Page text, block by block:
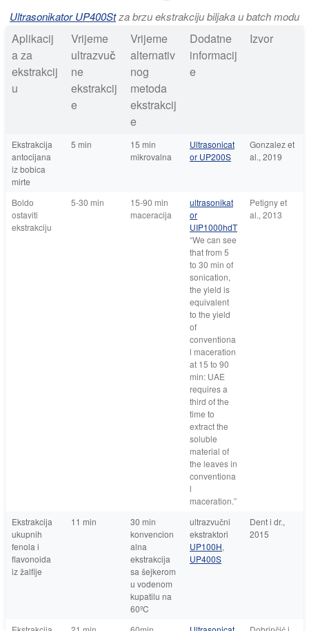
Ultrasonikator UP400Stza brzu ekstrakciju biljaka u batch modu
Aplikacij
a za
ekstrakcij
u
Vrijeme
ultrazvuč
ne
ekstrakcij
e
Vrijeme
alternativ
nog
metoda
ekstrakcij
e
Dodatne
informacij
e
Izvor
Ekstrakcija
antocijana
iz bobica
mirte
5 min
15 min
mikrovalna
Ultrasonicat
or UP200S
Gonzalez et
al., 2019
Boldo
ostaviti
ekstrakciju
5-30 min
15-90 min
maceracija
ultrasonikat
or
UIP1000hdT
“We can see
that from 5
to 30 min of
sonication,
the yield is
equivalent
to the yield
of
conventiona
l maceration
at 15 to 90
min: UAE
requires a
third of the
time to
extract the
soluble
material of
the leaves in
conventiona
l
maceration.”
Petigny et
al., 2013
Ekstrakcija
ukupnih
fenola i
flavonoida
iz žalfije
11 min
30 min
konvencion
alna
ekstrakcija
sa šejkerom
u vodenom
kupatilu na
60ºC
ultrazvučni
ekstraktori
UP100H,
UP400S
Dent i dr.,
2015